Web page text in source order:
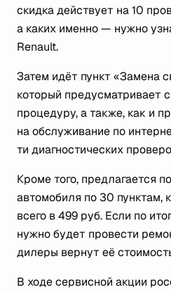
скидка действует на 10
а каких именно — нужно
Renault.
Затем идёт пункт «Замена
который предусматривает
процедуру, а также, как и
на обслуживание по
ти диагностических
Кроме того, предлагается
автомобиля по 30 пунктам,
всего в 499 руб. Если по
нужно будет провести
дилеры вернут её
В ходе сервисной акции